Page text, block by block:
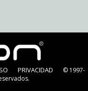
PRIVACIDAD
© 1997-